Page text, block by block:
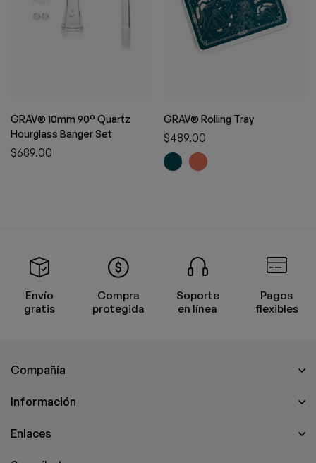
GRAV® 10mm 90° Quartz
Hourglass Banger Set
$689.00
GRAV® Rolling Tray
$489.00
Envío
gratis
Compra
protegida
Soporte
en línea
Pagos
flexibles
Compañía
Información
Enlaces